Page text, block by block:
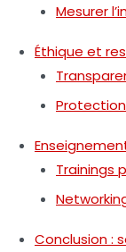
Mesurer
Éthique et
Trainings
Conclusion :